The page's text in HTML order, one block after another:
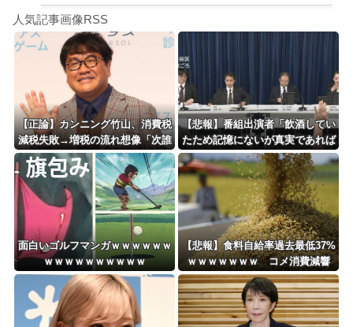
Powered by livedoor 相互RSS
8/4のニュース
日本旅行キャンセルすべきか…1万年ぶり史上最大級の火山の兆し＝韓国の反応
更新中止のお知らせ
海外「おめでとうタキ！」リヴァプール南野がバースデーゴール！！
Powered by livedoor 相互RSS
人気記事画像RSS
【正論】カンニング竹山、消費税
減税失敗→増税の流れ想像「次誰
が総理やりたいと思います？」
【悲報】番組出演者「飲酒してい
たため記憶にないが真実であれば
申し訳ない」 NHK職員が出演者
から性被害
面白いゴルフマンガｗｗｗｗｗｗ
ｗｗｗｗｗｗｗｗｗｗ
【悲報】食料自給率過去最低37%
ｗｗｗｗｗｗｗ コメ消費減響
く・・・